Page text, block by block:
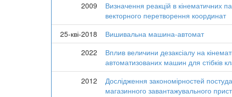
2009
Визначення реакцій в кінематичних
векторного перетворення координат
25-кві-2018 Вишивальна машина-автомат
2022
Вплив величини дезаксіалу на
автоматизованих машин для стібків
2012
Дослідження закономірностей
магазинного завантажувального